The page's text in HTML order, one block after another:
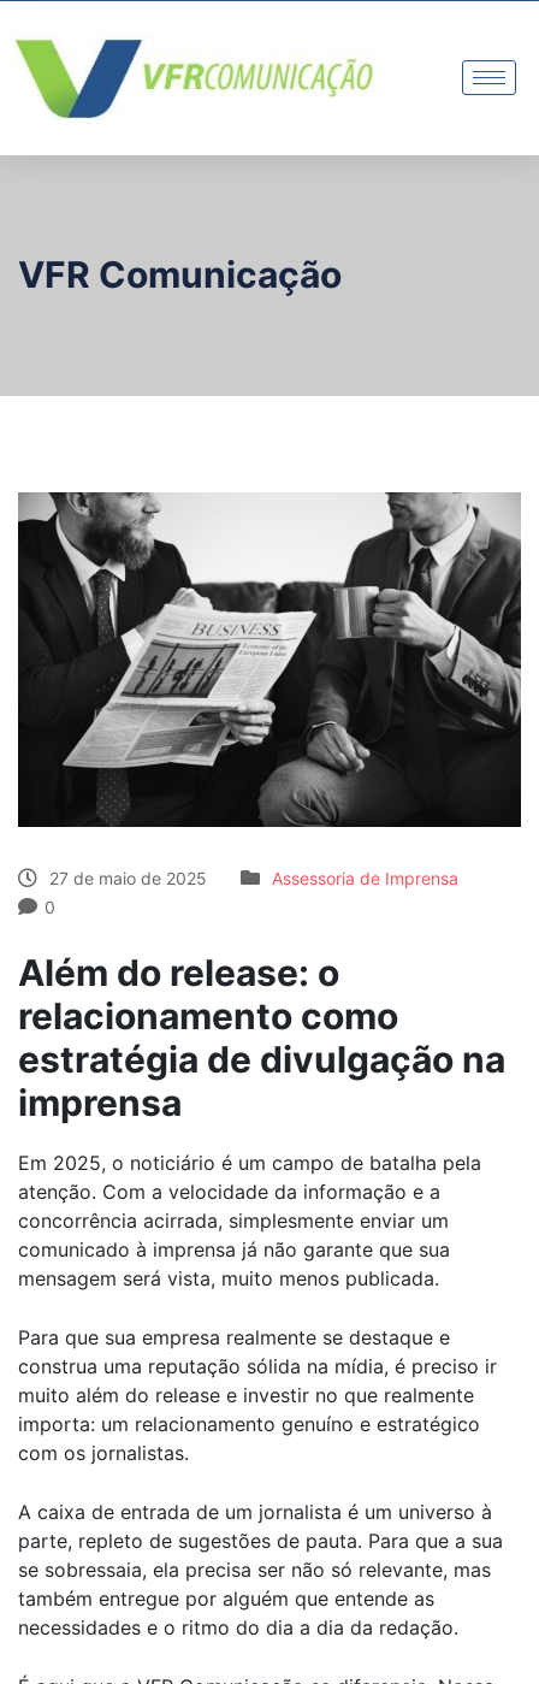
VFR Comunicação
27 de maio de 2025
Assessoria de Imprensa
0
Além do release: o
relacionamento como
estratégia de divulgação na
imprensa
Em 2025, o noticiário é um campo de batalha pela
atenção. Com a velocidade da informação e a
concorrência acirrada, simplesmente enviar um
comunicado à imprensa já não garante que sua
mensagem será vista, muito menos publicada.
Para que sua empresa realmente se destaque e
construa uma reputação sólida na mídia, é preciso ir
muito além do release e investir no que realmente
importa: um relacionamento genuíno e estratégico
com os jornalistas.
A caixa de entrada de um jornalista é um universo à
parte, repleto de sugestões de pauta. Para que a sua
se sobressaia, ela precisa ser não só relevante, mas
também entregue por alguém que entende as
necessidades e o ritmo do dia a dia da redação.